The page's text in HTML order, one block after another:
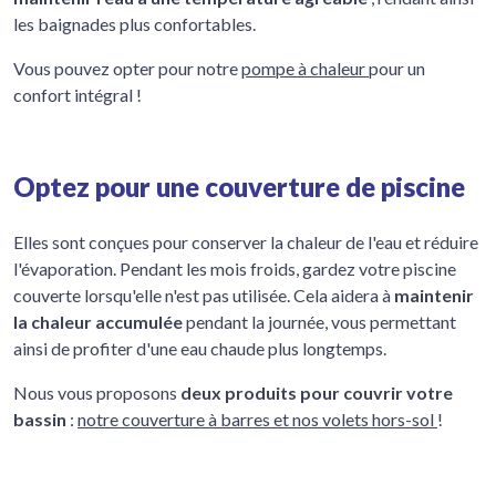
les baignades plus confortables.
Vous pouvez opter pour notrepompe à chaleurpour un
confort intégral !
Optez pour une couverture de piscine
Elles sont conçues pour conserver la chaleur de l'eau et réduire
l'évaporation. Pendant les mois froids, gardez votre piscine
couverte lorsqu'elle n'est pas utilisée. Cela aidera à maintenir
la chaleur accumuléependant la journée, vous permettant
ainsi de profiter d'une eau chaude plus longtemps.
Nous vous proposons deux produits pour couvrir votre
bassin : notre couverture à barres et nos volets hors-sol !